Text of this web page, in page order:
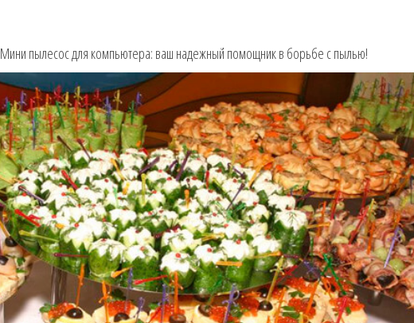
Мини пылесос для компьютера: ваш надежный помощник в борьбе с пылью!